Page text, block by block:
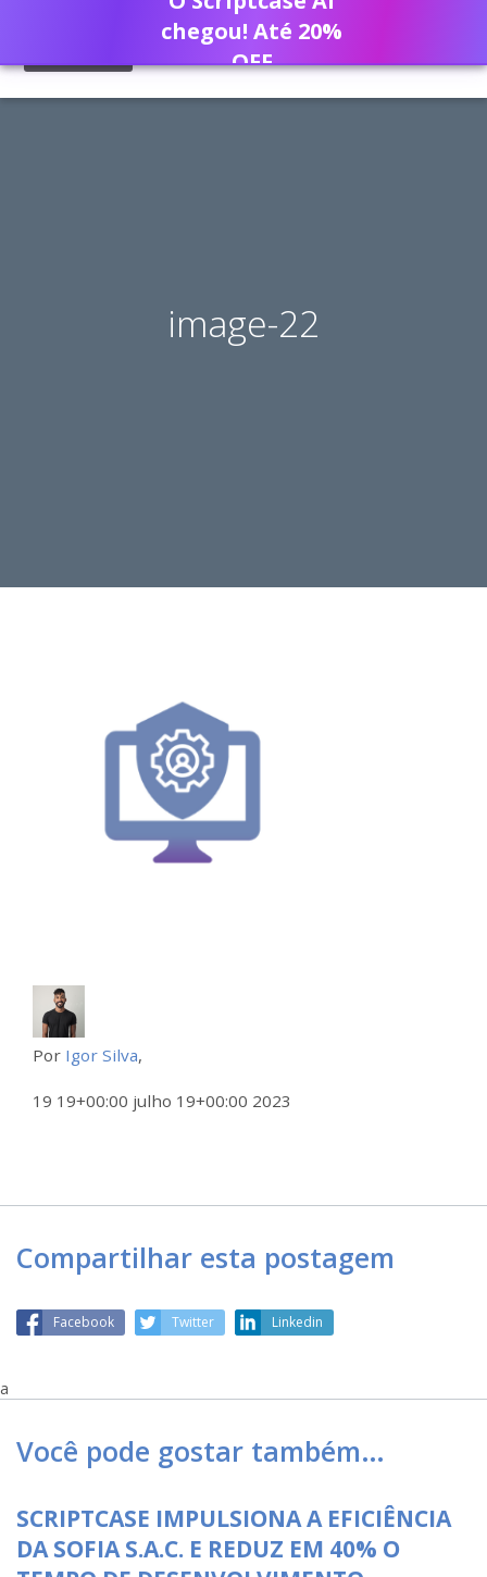
image-22
Por Igor Silva,
19 19+00:00 julho 19+00:00 2023
Compartilhar esta postagem
Facebook Twitter Linkedin
a
Você pode gostar também…
SCRIPTCASE IMPULSIONA A EFICIÊNCIA
DA SOFIA S.A.C. E REDUZ EM 40% O
chegou! Até 20%
OFF